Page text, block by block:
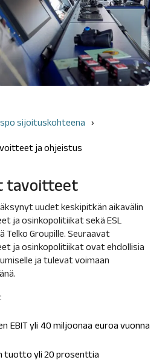
Nimitystoimikunta
Sisäpiirihallinto
Yhtiöjärjestys
Eettiset
ohjeet
sijoituskohteena
ja ohjeistus
tavoitteet
uudet keskipitkän aikavälin
ja osinkopolitiikat sekä ESL
Telko Groupille. Seuraavat
ja osinkopolitiikat ovat ehdollisia
ja tulevat voimaan
:
EBIT yli 40 miljoonaa euroa vuonna
tuotto yli 20 prosenttia